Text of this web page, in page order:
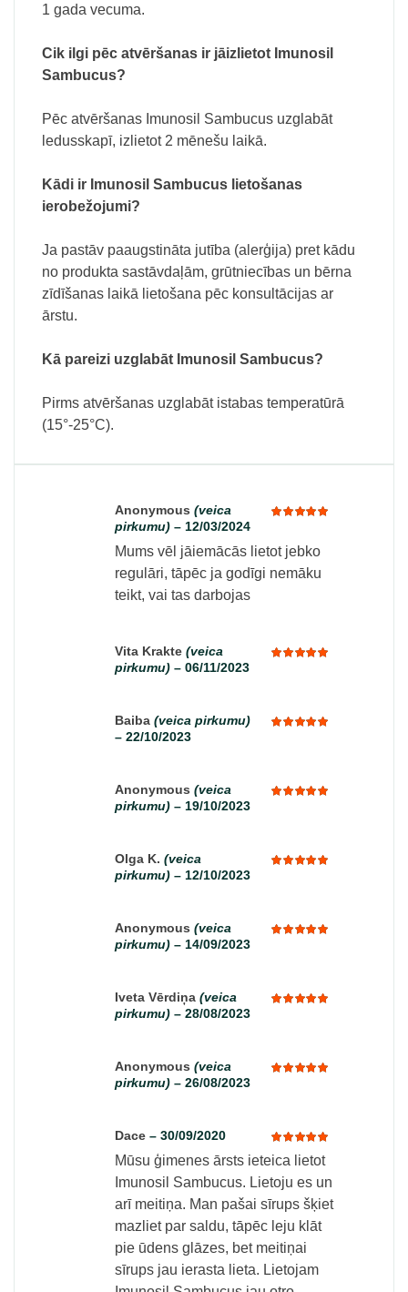
1 gada vecuma.
Cik ilgi pēc atvēršanas ir jāizlietot Imunosil
Sambucus?
Pēc atvēršanas Imunosil Sambucus uzglabāt
ledusskapī, izlietot 2 mēnešu laikā.
Kādi ir Imunosil Sambucus lietošanas
ierobežojumi?
Ja pastāv paaugstināta jutība (alerģija) pret kādu
no produkta sastāvdaļām, grūtniecības un bērna
zīdīšanas laikā lietošana pēc konsultācijas ar
ārstu.
Kā pareizi uzglabāt Imunosil Sambucus?
Pirms atvēršanas uzglabāt istabas temperatūrā
(15°-25°C).
out of 5
Anonymous (veica
pirkumu) – 12/03/2024
Mums vēl jāiemācās lietot jebko
regulāri, tāpēc ja godīgi nemāku
teikt, vai tas darbojas
Vita Krakte (veica
pirkumu) – 06/11/2023
Baiba (veica pirkumu)
– 22/10/2023
Anonymous (veica
pirkumu) – 19/10/2023
Olga K. (veica
pirkumu) – 12/10/2023
Anonymous (veica
pirkumu) – 14/09/2023
Iveta Vērdiņa (veica
pirkumu) – 28/08/2023
Anonymous (veica
pirkumu) – 26/08/2023
Rated
out of 5
Dace – 30/09/2020
Mūsu ģimenes ārsts ieteica lietot
Imunosil Sambucus. Lietoju es un
arī meitiņa. Man pašai sīrups šķiet
mazliet par saldu, tāpēc leju klāt
pie ūdens glāzes, bet meitiņai
sīrups jau ierasta lieta. Lietojam